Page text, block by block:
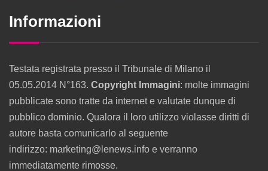
Informazioni
Testata registrata presso il Tribunale di Milano il
05.05.2014 N°163. Copyright Immagini: molte immagini
pubblicate sono tratte da internet e valutate dunque di
pubblico dominio. Qualora il loro utilizzo violasse diritti di
autore basta comunicarlo al seguente
indirizzo: marketing@lenews.info e verranno
immediatamente rimosse.